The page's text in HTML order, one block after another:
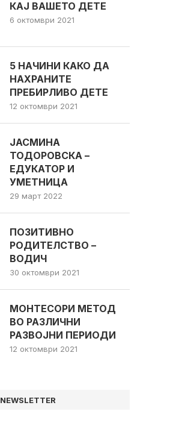
КАЈ ВАШЕТО ДЕТЕ
6 октомври 2021
5 НАЧИНИ КАКО ДА
НАХРАНИТЕ
ПРЕБИРЛИВО ДЕТЕ
12 октомври 2021
ЈАСМИНА
ТОДОРОВСКА –
ЕДУКАТОР И
УМЕТНИЦА
29 март 2022
ПОЗИТИВНО
РОДИТЕЛСТВО –
ВОДИЧ
30 октомври 2021
МОНТЕСОРИ МЕТОД
ВО РАЗЛИЧНИ
РАЗВОЈНИ ПЕРИОДИ
12 октомври 2021
NEWSLETTER